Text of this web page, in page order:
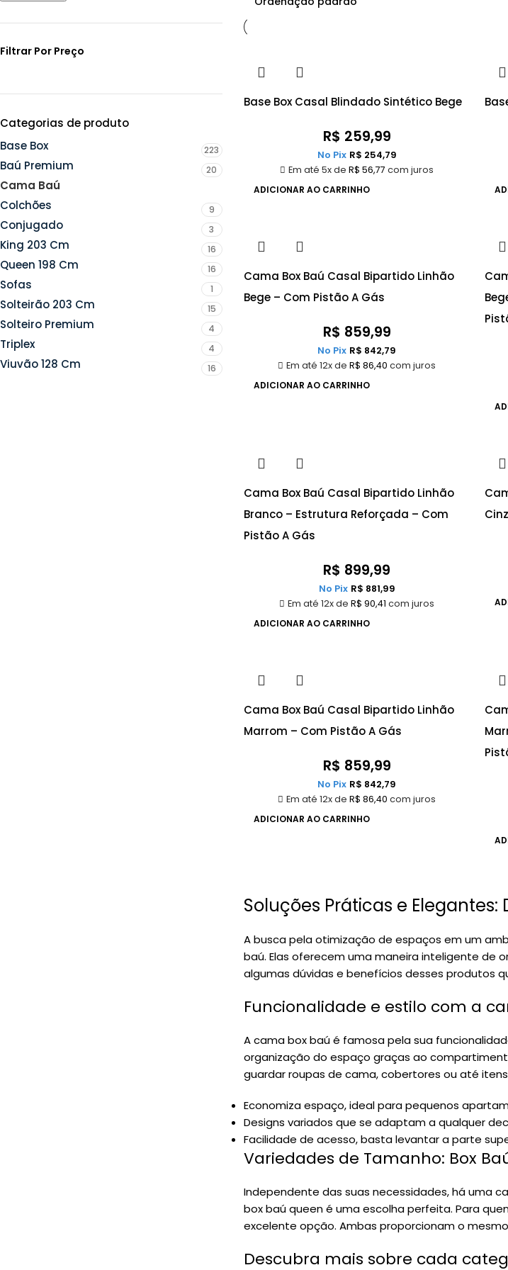
Filtrar Por Preço
Categorias de produto
Base Box
223
Baú Premium 20
Cama Baú
Colchões 9
Conjugado 3
King 203 Cm 16
Queen 198 Cm 16
Sofas 1
Solteirão 203 Cm 15
Solteiro Premium 4
Triplex 4
Viuvão 128 Cm 16
Base Box Casal Blindado Sintético Bege
R$ 259,99
Em até 5x deR$ 56,77 com juros
No Pix R$ 254,79
ADICIONAR AO CARRINHO
Cama Box Baú Casal Bipartido Linhão
Bege – Com Pistão A Gás
R$ 859,99
Em até 12x deR$ 86,40 com juros
No Pix R$ 842,79
ADICIONAR AO CARRINHO
Cama Box Baú Casal Bipartido Linhão
Branco – Estrutura Reforçada – Com
Pistão A Gás
R$ 899,99
Em até 12x deR$ 90,41 com juros
No Pix R$ 881,99
ADICIONAR AO CARRINHO
Cama Box Baú Casal Bipartido Linhão
Marrom – Com Pistão A Gás
R$ 859,99
Em até 12x deR$ 86,40 com juros
No Pix R$ 842,79
ADICIONAR AO CARRINHO
Soluções Práticas e
A busca pela otimização de espaços em um
baú. Elas oferecem uma maneira inteligente de
algumas dúvidas e benefícios desses produtos
Funcionalidade e estilo com a
A cama box baú é famosa pela sua
organização do espaço graças ao
guardar roupas de cama, cobertores ou até
Economiza espaço, ideal para pequenos
Designs variados que se adaptam a qualquer
Facilidade de acesso, basta levantar a parte
Variedades de Tamanho: Box
Independente das suas necessidades, há uma
box baú queen é uma escolha perfeita. Para
excelente opção. Ambas proporcionam o
Descubra mais sobre cada